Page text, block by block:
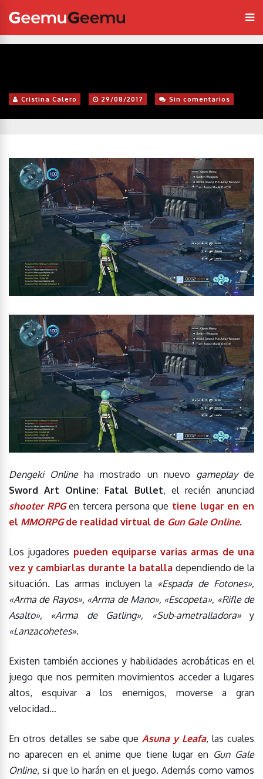
Cristina Calero 29/08/2017 Sin comentarios
Dengeki Onlineha mostrado un nuevo gameplayde
Sword Art Online: Fatal Bullet, el recién anunciad
shooter RPGen tercera persona que tiene lugar en en
el MMORPGde realidad virtual de Gun Gale Online.
Los jugadores pueden equiparse varias armas de una
vez y cambiarlas durante la batalla dependiendo de la
situación. Las armas incluyen la «Espada de Fotones»,
«Arma de Rayos», «Arma de Mano», «Escopeta», «Rifle de
Asalto», «Arma de Gatling», «Sub-ametralladora»y
«Lanzacohetes».
Existen también acciones y habilidades acrobáticas en el
juego que nos permiten movimientos acceder a lugares
altos, esquivar a los enemigos, moverse a gran
velocidad…
En otros detalles se sabe que Asuna y Leafa, las cuales
no aparecen en el anime que tiene lugar en Gun Gale
Online, si que lo harán en el juego. Además como vamos